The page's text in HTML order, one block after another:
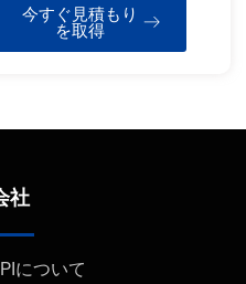
今すぐ見積もり
を取得
社
について